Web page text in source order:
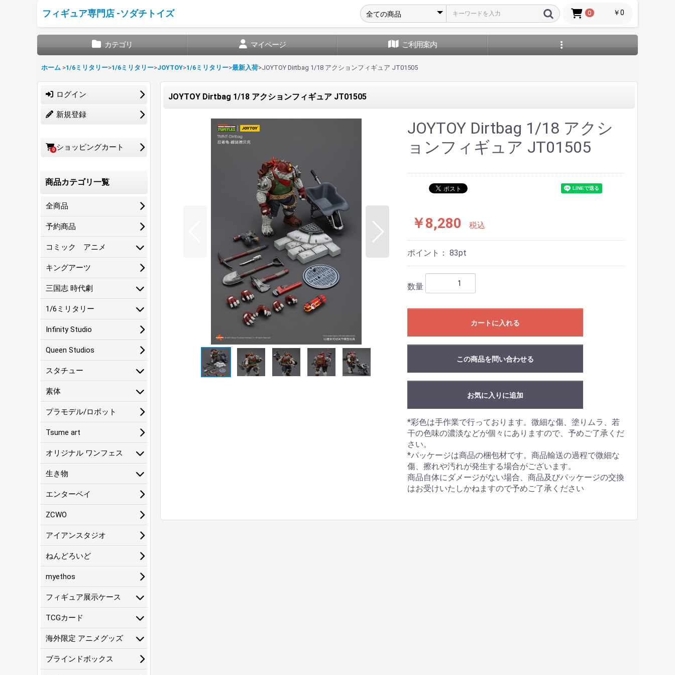
フィギュア専門店 -ソダチトイズ 0 ￥0
カテゴリ マイページ ご利用案内
ホーム >1/6ミリタリー>1/6ミリタリー>JOYTOY>1/6ミリタリー>最新入荷>JOYTOY Dirtbag 1/18 アクションフィギュア JT01505
ログイン
新規登録
0 ショッピングカート
商品カテゴリ一覧
全商品
予約商品
コミック アニメ
キングアーツ
三国志 時代劇
1/6ミリタリー
Infinity Studio
Queen Studios
スタチュー
素体
プラモデル/ロボット
Tsume art
オリジナル ワンフェス
生き物
エンターベイ
ZCWO
アイアンスタジオ
ねんどろいど
myethos
フィギュア展示ケース
TCGカード
海外限定 アニメグッズ
ブラインドボックス
JOYTOY Dirtbag 1/18 アクションフィギュア JT01505
JOYTOY Dirtbag 1/18 アクシ
ョンフィギュア JT01505
￥8,280 税込
ポイント： 83pt
数量
カートに入れる
この商品を問い合わせる
お気に入りに追加
*彩色は手作業で行っております。微細な傷、塗りムラ、若
干の色味の濃淡などが個々にありますので、予めご了承くだ
さい。
*パッケージは商品の梱包材です。商品輸送の過程で微細な
傷、擦れや汚れが発生する場合がございます。
商品自体にダメージがない場合、商品及びパッケージの交換
はお受けいたしかねますので予めご了承ください